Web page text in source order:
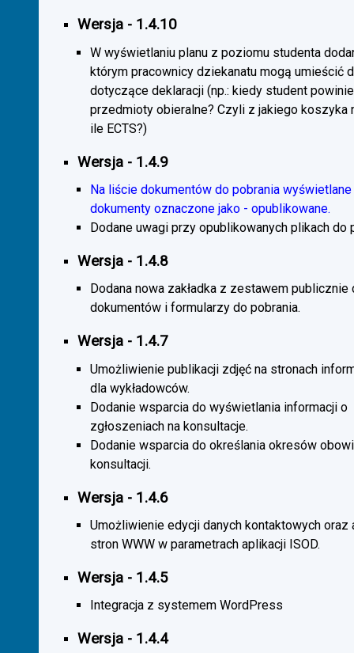
Wersja - 1.4.10
W wyświetlaniu planu z poziomu studenta
którym pracownicy dziekanatu mogą umieścić
dotyczące deklaracji (np.: kiedy student
przedmioty obieralne? Czyli z jakiego koszyka
ile ECTS?)
Wersja - 1.4.9
Na liście dokumentów do pobrania
dokumenty oznaczone jako - opublikowane.
Dodane uwagi przy opublikowanych plikach do
Wersja - 1.4.8
Dodana nowa zakładka z zestawem publicznie
dokumentów i formularzy do pobrania.
Wersja - 1.4.7
Umożliwienie publikacji zdjęć na stronach
dla wykładowców.
Dodanie wsparcia do wyświetlania informacji o
zgłoszeniach na konsultacje.
Dodanie wsparcia do określania okresów
konsultacji.
Wersja - 1.4.6
Umożliwienie edycji danych kontaktowych oraz
stron WWW w parametrach aplikacji ISOD.
Wersja - 1.4.5
Integracja z systemem WordPress
Wersja - 1.4.4